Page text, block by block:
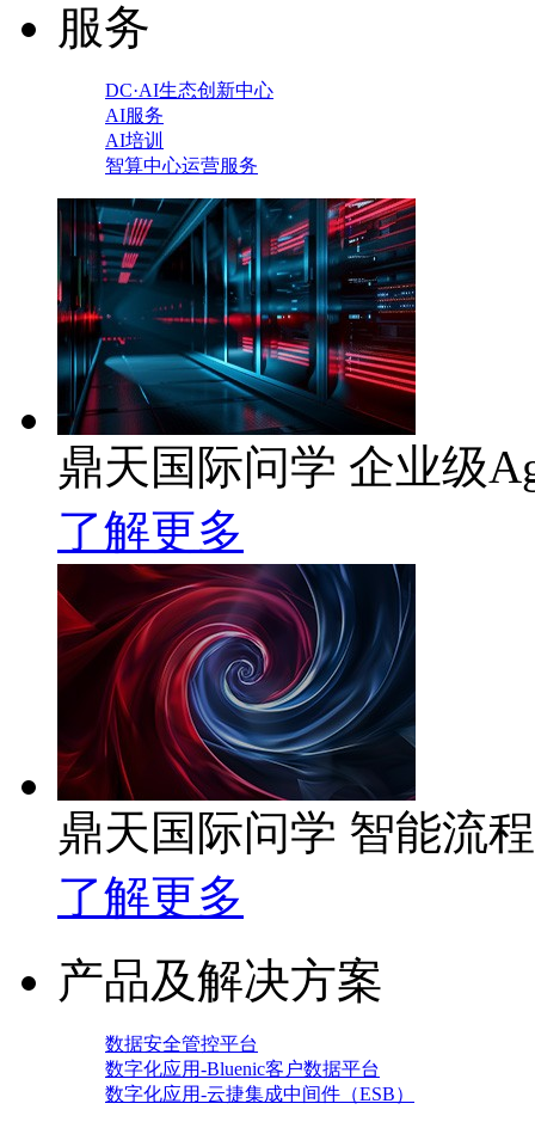
服务
DC·AI生态创新中心
AI服务
AI培训
智算中心运营服务
鼎天国际问学 企业级
了解更多
鼎天国际问学 智能流
了解更多
产品及解决方案
数据安全管控平台
数字化应用-Bluenic客户数据平台
数字化应用-云捷集成中间件（ESB）